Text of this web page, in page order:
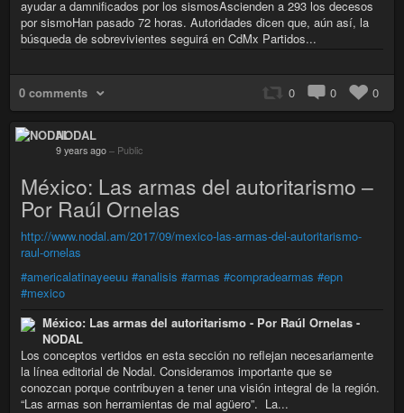
ayudar a damnificados por los sismosAscienden a 293 los decesos
por sismoHan pasado 72 horas. Autoridades dicen que, aún así, la
búsqueda de sobrevivientes seguirá en CdMx Partidos...
0 comments 0 0 0
NODAL
9 years ago – Public
México: Las armas del autoritarismo –
Por Raúl Ornelas
http://www.nodal.am/2017/09/mexico-las-armas-del-autoritarismo-
raul-ornelas
#americalatinayeeuu #analisis #armas #compradearmas #epn
#mexico
México: Las armas del autoritarismo - Por Raúl Ornelas -
NODAL
Los conceptos vertidos en esta sección no reflejan necesariamente
la línea editorial de Nodal. Consideramos importante que se
conozcan porque contribuyen a tener una visión integral de la región.
“Las armas son herramientas de mal agüero”. La...